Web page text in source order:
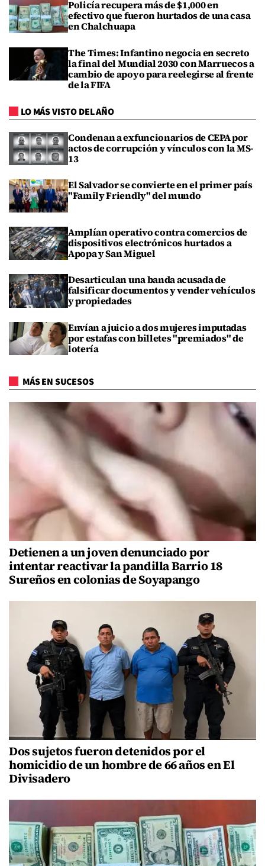
Policía recupera más de $1,000 en
efectivo que fueron hurtados de una casa
en Chalchuapa
The Times: Infantino negocia en secreto
la final del Mundial 2030 con Marruecos a
cambio de apoyo para reelegirse al frente
de la FIFA
LO MÁS VISTO DEL AÑO
Condenan a exfuncionarios de CEPA por
actos de corrupción y vínculos con la MS-
13
El Salvador se convierte en el primer país
"Family Friendly" del mundo
Amplían operativo contra comercios de
dispositivos electrónicos hurtados a
Apopa y San Miguel
Desarticulan una banda acusada de
falsificar documentos y vender vehículos
y propiedades
Envían a juicio a dos mujeres imputadas
por estafas con billetes "premiados" de
lotería
MÁS EN SUCESOS
Detienen a un joven denunciado por
intentar reactivar la pandilla Barrio 18
Sureños en colonias de Soyapango
Dos sujetos fueron detenidos por el
homicidio de un hombre de 66 años en El
Divisadero